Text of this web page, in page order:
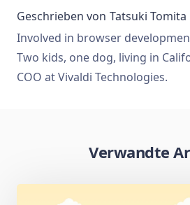
Geschrieben von Tatsuki Tomita
Involved in browser
Two kids, one dog, living in
COO at Vivaldi Technologies.
Verwandte